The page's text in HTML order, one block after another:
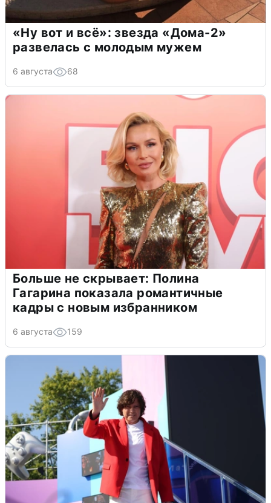
«Ну вот и всё»: звезда «Дома-2»
развелась с молодым мужем
6 августа 68
Больше не скрывает: Полина
Гагарина показала романтичные
кадры с новым избранником
6 августа 159